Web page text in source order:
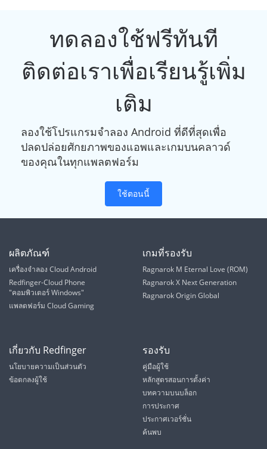
ทดลองใช้ฟรีทันที
ติดต่อเราเพื่อเรียนรู้เพิ่ม
เติม
ลองใช้โปรแกรมจำลอง Android ที่ดีที่สุดเพื่อ
ปลดปล่อยศักยภาพของแอพและเกมบนคลาวด์
ของคุณในทุกแพลตฟอร์ม
ใช้ตอนนี้
ผลิตภัณฑ์
เครื่องจำลอง Cloud Android
Redfinger-Cloud Phone
"คอมพิวเตอร์ Windows"
แพลตฟอร์ม Cloud Gaming
เกมที่รองรับ
Ragnarok M Eternal Love (ROM)
Ragnarok X Next Generation
Ragnarok Origin Global
เกี่ยวกับ Redfinger
นโยบายความเป็นส่วนตัว
ข้อตกลงผู้ใช้
รองรับ
คู่มือผู้ใช้
หลักสูตรสอนการตั้งค่า
บทความบนบล็อก
การประกาศ
ประกาศเวอร์ชั่น
ค้นพบ